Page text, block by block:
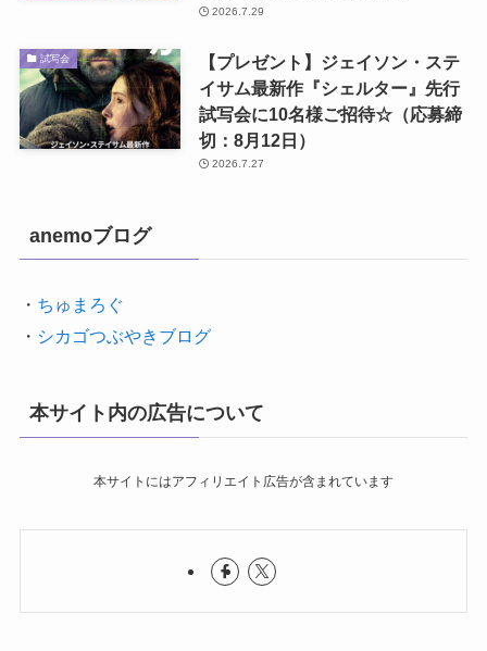
2026.7.29
試写会
【プレゼント】ジェイソン・ステ
イサム最新作『シェルター』先行
試写会に10名様ご招待☆（応募締
切：8月12日）
2026.7.27
anemoブログ
・ ちゅまろぐ
・ シカゴつぶやきブログ
本サイト内の広告について
本サイトにはアフィリエイト広告が含まれています